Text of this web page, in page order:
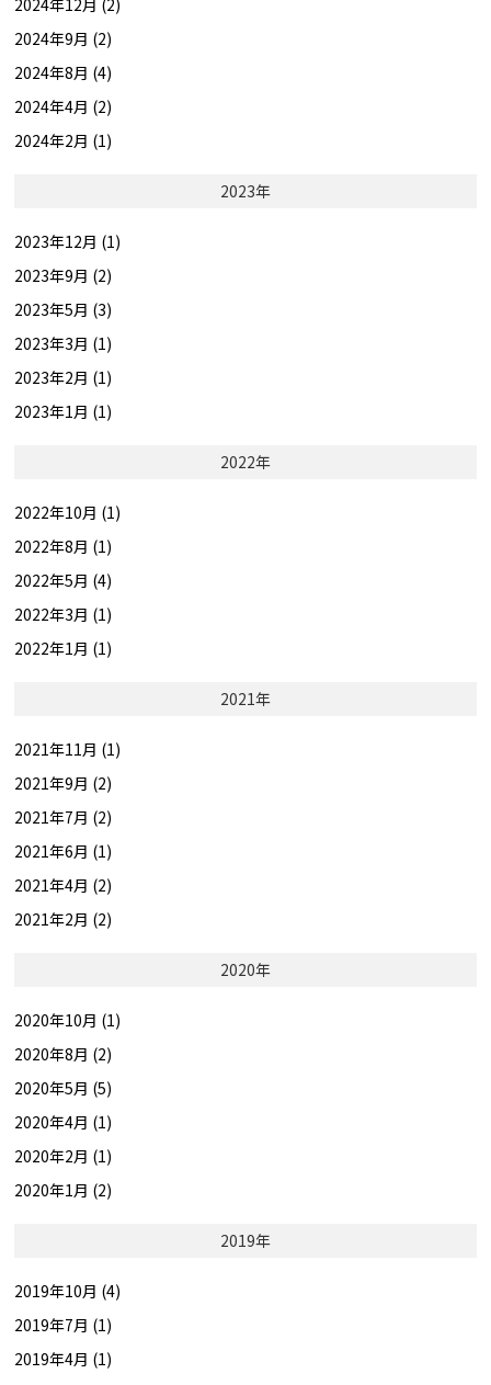
2024年9月 (2)
2024年8月 (4)
2024年4月 (2)
2024年2月 (1)
2023年
2023年12月 (1)
2023年9月 (2)
2023年5月 (3)
2023年3月 (1)
2023年2月 (1)
2023年1月 (1)
2022年
2022年10月 (1)
2022年8月 (1)
2022年5月 (4)
2022年3月 (1)
2022年1月 (1)
2021年
2021年11月 (1)
2021年9月 (2)
2021年7月 (2)
2021年6月 (1)
2021年4月 (2)
2021年2月 (2)
2020年
2020年10月 (1)
2020年8月 (2)
2020年5月 (5)
2020年4月 (1)
2020年2月 (1)
2020年1月 (2)
2019年
2019年10月 (4)
2019年7月 (1)
2019年4月 (1)